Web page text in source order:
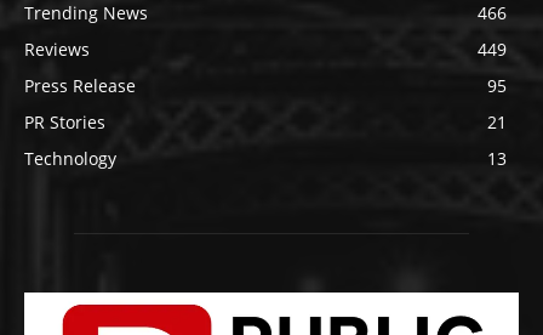
Trending News
466
Reviews
449
Press Release
95
PR Stories
21
Technology
13